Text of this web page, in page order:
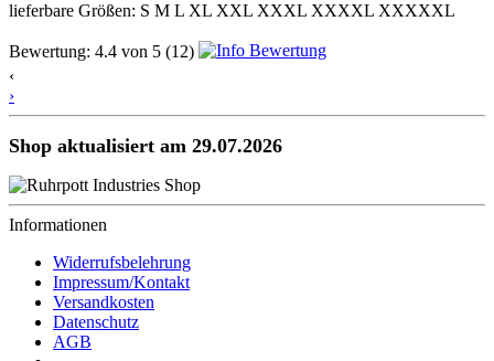
lieferbare Größen: S M L XL XXL XXXL XXXXL XXXXXL
Bewertung: 4.4 von 5 (12)
‹
›
Shop aktualisiert am 29.07.2026
Informationen
Widerrufsbelehrung
Impressum/Kontakt
Versandkosten
Datenschutz
AGB